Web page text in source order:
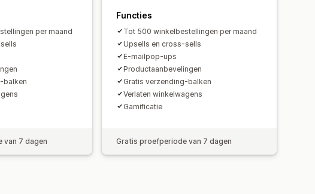
per maand
balken
van 7 dagen
Functies
Tot 500 winkelbestellingen per maand
Upsells en cross-sells
E-mailpop-ups
Productaanbevelingen
Gratis verzending-balken
Verlaten winkelwagens
Gamificatie
Gratis proefperiode van 7 dagen